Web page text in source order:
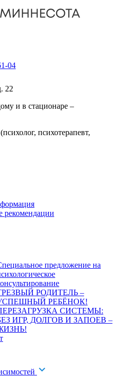
04
22
и в стационаре –
психотерапевт,
рекомендации
предложение на
РОДИТЕЛЬ –
РЕБЁНОК!
СИСТЕМЫ:
ИГР, ДОЛГОВ И ЗАПОЕВ –